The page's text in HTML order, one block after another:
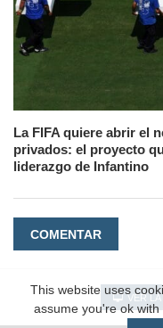
La FIFA quiere abrir el
privados: el proyecto
liderazgo de Infantino
COMENTAR
VER LA
This website uses
assume you're ok with